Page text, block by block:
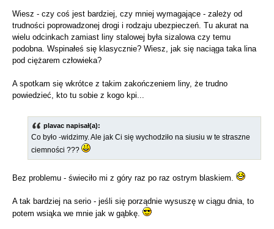
Wiesz - czy coś jest bardziej, czy mniej wymagające - zależy od
trudności poprowadzonej drogi i rodzaju ubezpieczeń. Tu akurat na
wielu odcinkach zamiast liny stalowej była sizalowa czy temu
podobna. Wspinałeś się klasycznie? Wiesz, jak się naciąga taka lina
pod ciężarem człowieka?
A spotkam się wkrótce z takim zakończeniem liny, że trudno
powiedzieć, kto tu sobie z kogo kpi...
plavac napisał(a):
Co było -widzimy. Ale jak Ci się wychodziło na siusiu w te straszne
ciemności ???
Bez problemu - świeciło mi z góry raz po raz ostrym blaskiem.
A tak bardziej na serio - jeśli się porządnie wysuszę w ciągu dnia, to
potem wsiąka we mnie jak w gąbkę.